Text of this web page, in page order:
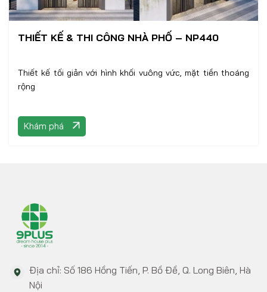
THIẾT KẾ & THI CÔNG NHÀ PHỐ – NP440
Thiết kế tối giản với hình khối vuông vức, mặt tiền thoáng
rộng
Khám phá
Địa chỉ: Số 186 Hồng Tiến, P. Bồ Đề, Q. Long Biên, Hà
Nội